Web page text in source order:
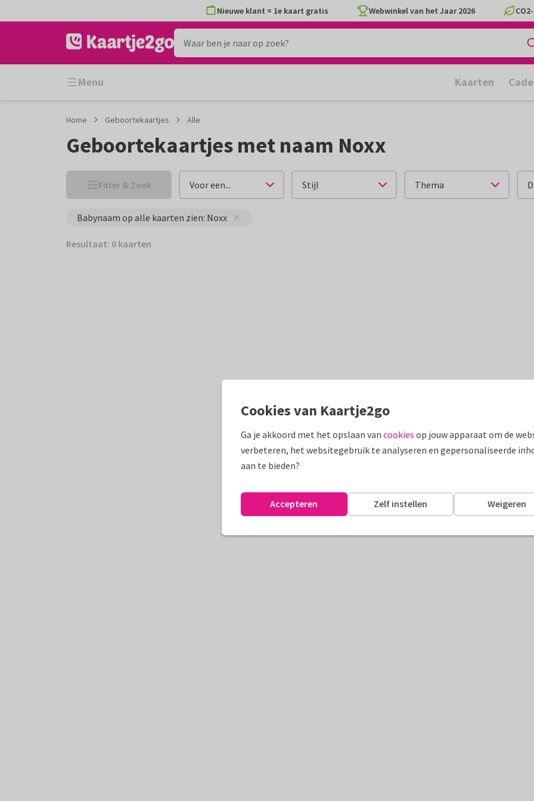
naar
naar
Nieuwe klant = 1e kaart gratis Webwinkel van het Jaar 2026
Menu Kaarten
Home Geboortekaartjes Alle
Geboortekaartjes met naam Noxx
Filter & Zoek Voor een... Stijl Thema
Babynaam op alle kaarten zien: Noxx
Resultaat: 0 kaarten
Cookies van Kaartje2go
Ga je akkoord met het opslaan van cookies op jouw apparaat om de
verbeteren, het websitegebruik te analyseren en gepersonaliseerde
aan te bieden?
Weigeren
Zelf instellen
Accepteren